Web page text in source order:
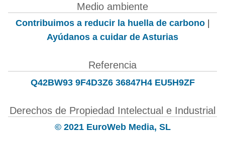
Medio ambiente
Contribuimos a reducir la huella de carbono|
Ayúdanos a cuidar de Asturias
Referencia
Q42BW93 9F4D3Z6 36847H4 EU5H9ZF
Derechos de Propiedad Intelectual e Industrial
© 2021 EuroWeb Media, SL